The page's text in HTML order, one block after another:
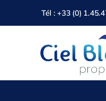
contenu
Tél : +33 (0)